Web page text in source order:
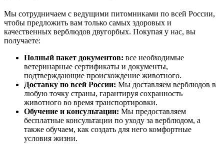
Мы сотрудничаем с ведущими питомниками по всей России,
чтобы предложить вам только самых здоровых и
качественных верблюдов двугорбых. Покупая у нас, вы
получаете:
Полный пакет документов: все необходимые
ветеринарные сертификаты и документы,
подтверждающие происхождение животного.
Доставку по всей России: Мы доставляем верблюдов в
любую точку страны, гарантируя сохранность
животного во время транспортировки.
Обучение и консультации: Мы предоставляем
бесплатные консультации по уходу за верблюдом, а
также обучаем, как создать для него комфортные
условия жизни.